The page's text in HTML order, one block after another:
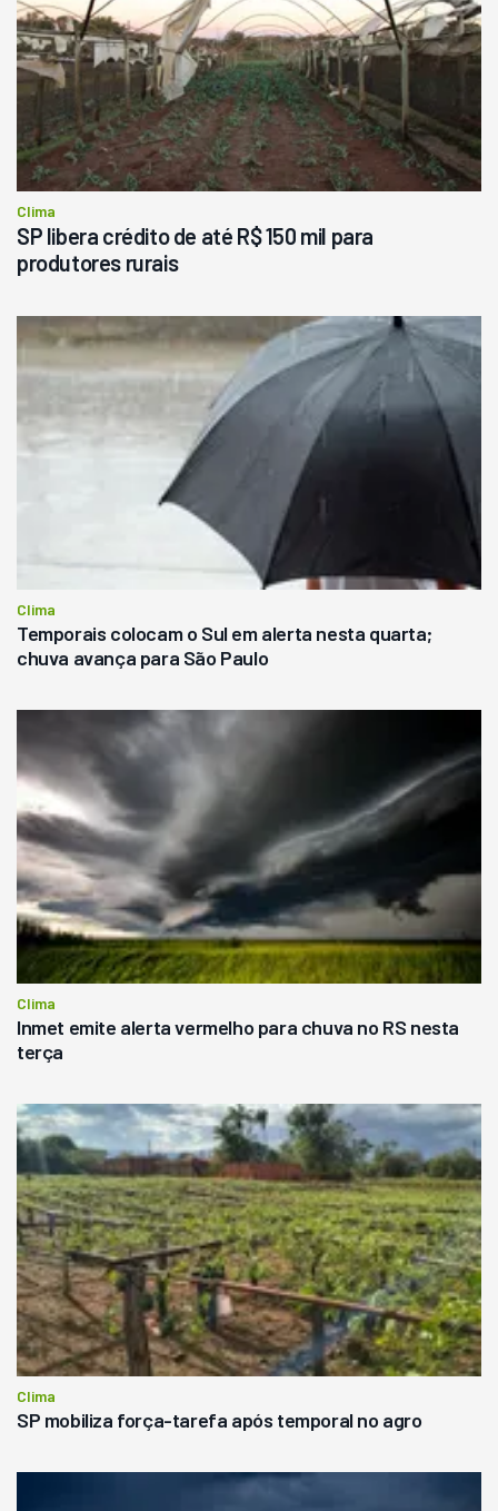
Clima
SP libera crédito de até R$ 150 mil para
produtores rurais
Clima
Temporais colocam o Sul em alerta nesta quarta;
chuva avança para São Paulo
Clima
Inmet emite alerta vermelho para chuva no RS nesta
terça
Clima
SP mobiliza força-tarefa após temporal no agro